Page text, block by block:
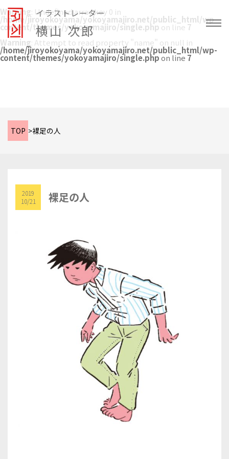
イラストレーター
横山 次郎
Warning: Undefined array key 0 in
/home/jiroyokoyama/yokoyamajiro.net/public_html/wp-
content/themes/yokoyamajiro/single.php on line 7
Warning: Attempt to read property "name" on null in
/home/jiroyokoyama/yokoyamajiro.net/public_html/wp-
content/themes/yokoyamajiro/single.phpon line 7
TOP >裸足の人
2019
10/21
裸足の人